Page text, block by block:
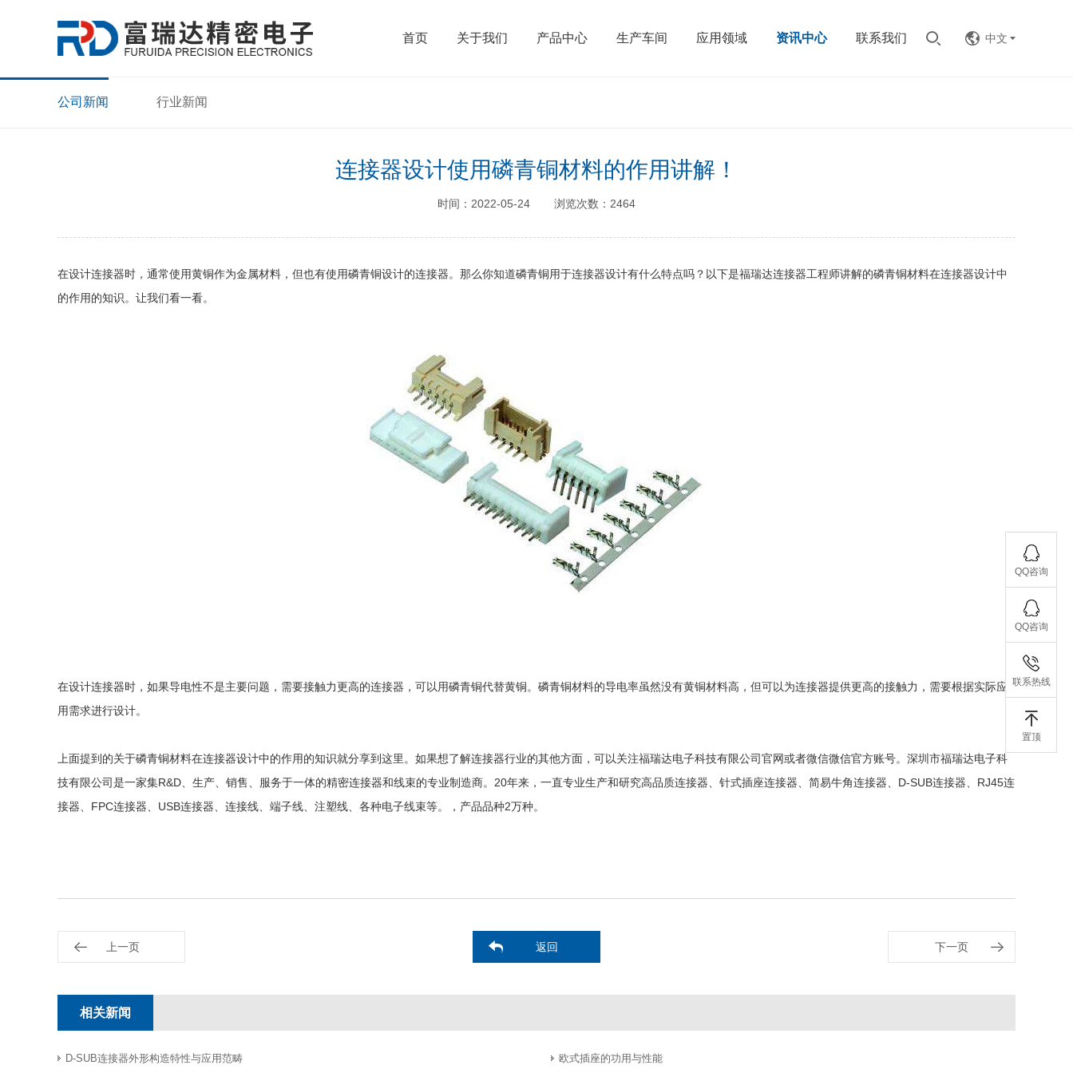
首页 关于我们 产品中心 生产车间 应用领域 资讯中心 联系我们 中文
公司新闻 行业新闻
连接器设计使用磷青铜材料的作用讲解！
时间：2022-05-24 浏览次数：2464
在设计连接器时，通常使用黄铜作为金属材料，但也有使用磷青铜设计的连接器。那么你知道磷青铜用于连接器设计有什么特点吗？以下是福瑞达连接器工程师讲解的磷青铜材料在连接器设计中
的作用的知识。让我们看一看。
在设计连接器时，如果导电性不是主要问题，需要接触力更高的连接器，可以用磷青铜代替黄铜。磷青铜材料的导电率虽然没有黄铜材料高，但可以为连接器提供更高的接触力，需要根据实际应
用需求进行设计。
上面提到的关于磷青铜材料在连接器设计中的作用的知识就分享到这里。如果想了解连接器行业的其他方面，可以关注福瑞达电子科技有限公司官网或者微信微信官方账号。深圳市福瑞达电子科
技有限公司是一家集R&D、生产、销售、服务于一体的精密连接器和线束的专业制造商。20年来，一直专业生产和研究高品质连接器、针式插座连接器、简易牛角连接器、D-SUB连接器、RJ45连
接器、FPC连接器、USB连接器、连接线、端子线、注塑线、各种电子线束等。，产品品种2万种。
上一页 返回 下一页
相关新闻
D-SUB连接器外形构造特性与​应用范畴 欧式插座的功用与性能
QQ咨询
QQ咨询
联系热线
置顶